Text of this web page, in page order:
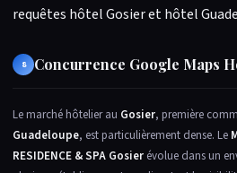
requêtes hôtel Gosier et hôtel
8 Concurrence Google Maps
Le marché hôtelier au Gosier, première
Guadeloupe, est particulièrement dense. Le
RESIDENCE & SPA Gosier évolue dans un